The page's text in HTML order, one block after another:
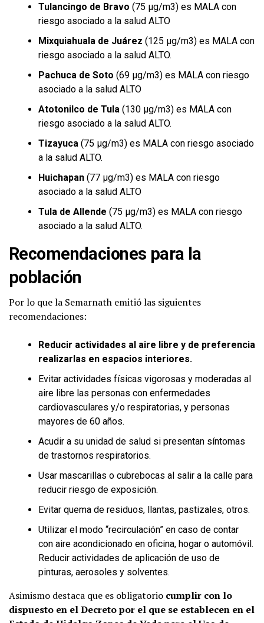
Tulancingo de Bravo (75 µg/m3) es MALA con
riesgo asociado a la salud ALTO
Mixquiahuala de Juárez (125 µg/m3) es MALA con
riesgo asociado a la salud ALTO.
Pachuca de Soto (69 µg/m3) es MALA con riesgo
asociado a la salud ALTO
Atotonilco de Tula (130 µg/m3) es MALA con
riesgo asociado a la salud ALTO.
Tizayuca (75 µg/m3) es MALA con riesgo asociado
a la salud ALTO.
Huichapan (77 µg/m3) es MALA con riesgo
asociado a la salud ALTO
Tula de Allende (75 µg/m3) es MALA con riesgo
asociado a la salud ALTO.
Recomendaciones para la
población
Por lo que la Semarnath emitió las siguientes
recomendaciones:
Reducir actividades al aire libre y de preferencia
realizarlas en espacios interiores.
Evitar actividades físicas vigorosas y moderadas al
aire libre las personas con enfermedades
cardiovasculares y/o respiratorias, y personas
mayores de 60 años.
Acudir a su unidad de salud si presentan síntomas
de trastornos respiratorios.
Usar mascarillas o cubrebocas al salir a la calle para
reducir riesgo de exposición.
Evitar quema de residuos, llantas, pastizales, otros.
Utilizar el modo “recirculación” en caso de contar
con aire acondicionado en oficina, hogar o automóvil.
Reducir actividades de aplicación de uso de
pinturas, aerosoles y solventes.
Asimismo destaca que es obligatorio cumplir con lo
dispuesto en el Decreto por el que se establecen en el